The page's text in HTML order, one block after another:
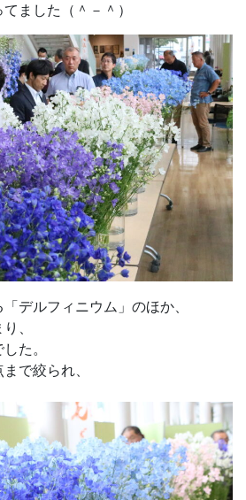
ました（＾－＾）
デルフィニウム」のほか、
、
た。
で絞られ、